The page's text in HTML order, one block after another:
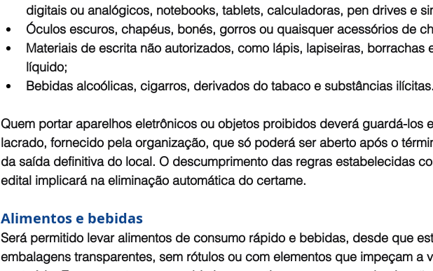
digitais ou analógicos, notebooks, tablets, calculadoras, pen drives e
Óculos escuros, chapéus, bonés, gorros ou quaisquer acessórios de
Materiais de escrita não autorizados, como lápis, lapiseiras, borrachas
líquido;
Bebidas alcoólicas, cigarros, derivados do tabaco e substâncias ilícitas.
Quem portar aparelhos eletrônicos ou objetos proibidos deverá guardá-los
lacrado, fornecido pela organização, que só poderá ser aberto após o
da saída definitiva do local. O descumprimento das regras estabelecidas
edital implicará na eliminação automática do certame.
Alimentos e bebidas
Será permitido levar alimentos de consumo rápido e bebidas, desde que
embalagens transparentes, sem rótulos ou com elementos que impeçam a